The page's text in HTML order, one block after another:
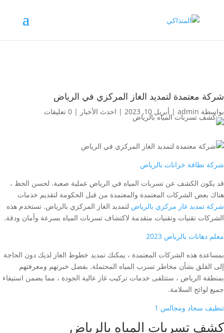
شركة معتمدة لتمديد الغاز المركزي في الرياض
بواسطة admin
| أبريل 10, 2023 | احدث الأخبار | 0 تعليقات
شركة نظافة خزانات بالرياض
قد يكون الكشف عن تسربات المياه في الرياض عملية صعبة. لحسن الحظ ،
هناك بعض الشركات المعتمدة والمعتمدة من قبل الحكومة لتقديم خدمات
شركة تمديد غاز مركزي بالرياض لتمديد الغاز المركزي بالرياض. تستخدم هذه
الشركات تقنيات وتقنيات متقدمة لاكتشاف تسربات المياه بسرعة وأمان ودقة.
معلم دهانات بالرياض 2023
بمساعدة هذه الشركات المعتمدة ، يمكنك تمديد خطوط الغاز لديك دون الحاجة
إلى القلق بشأن مخاطر تسرب المياه المحتملة. بفضل خبرتهم ومعرفتهم
بمنطقة الرياض ، ستتلقى خدمات تركيب غاز عالية الجودة ، مما يضمن استيفاء
جميع لوائح السلامة.
تنظيف سجاد ومجالس 1
كشف تسربات المياه بالرياض